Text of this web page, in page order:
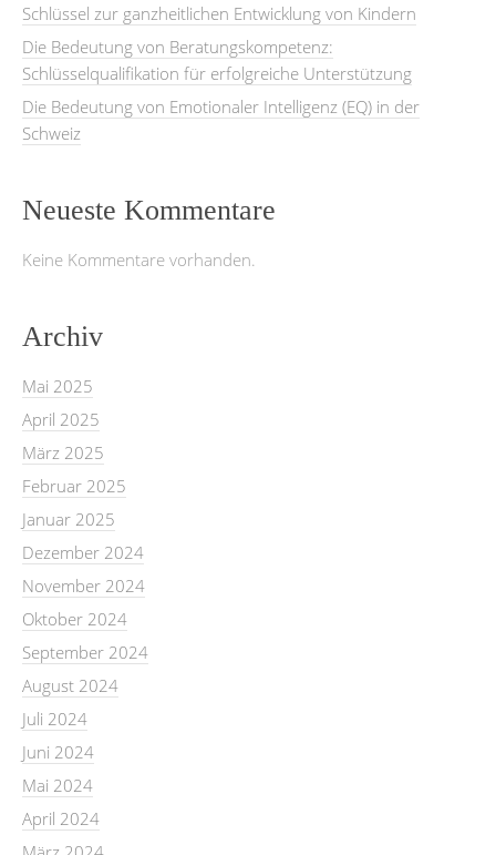
Schlüssel zur ganzheitlichen Entwicklung von Kindern
Die Bedeutung von Beratungskompetenz:
Schlüsselqualifikation für erfolgreiche Unterstützung
Die Bedeutung von Emotionaler Intelligenz (EQ) in der
Schweiz
Neueste Kommentare
Keine Kommentare vorhanden.
Archiv
Mai 2025
April 2025
März 2025
Februar 2025
Januar 2025
Dezember 2024
November 2024
Oktober 2024
September 2024
August 2024
Juli 2024
Juni 2024
Mai 2024
April 2024